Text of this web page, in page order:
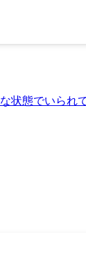
態でいら